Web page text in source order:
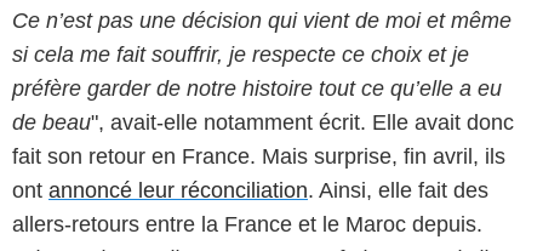
Ce n’est pas une décision qui vient de moiet même
si cela me fait souffrir, je respecte ce choix et je
préfère garder de notre histoire tout ce qu’elle a eu
de beau", avait-elle notamment écrit. Elle avait donc
fait son retour en France. Mais surprise, fin avril, ils
ont annoncé leur réconciliation. Ainsi, elle fait des
allers-retours entre la France et le Maroc depuis.